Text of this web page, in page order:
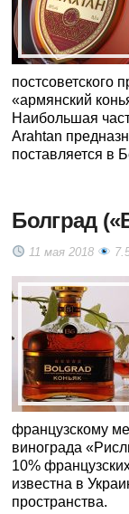
постсоветского
«армянский
Наибольшая
Arahtan
поставляется в
Болград
11 мая 2018
французскому
винограда
10%
известна в
пространства.